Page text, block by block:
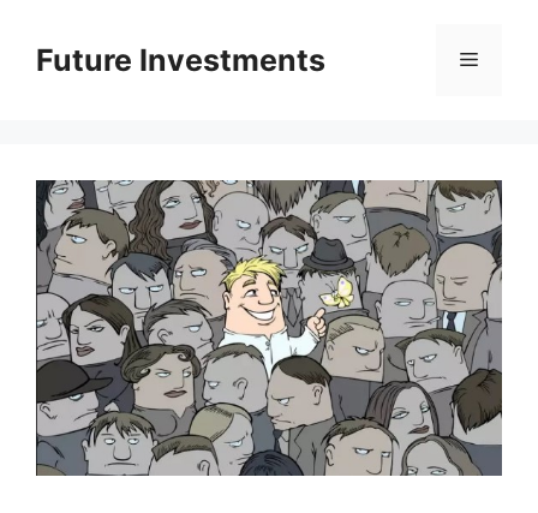
вмістуFuture Investments Меню